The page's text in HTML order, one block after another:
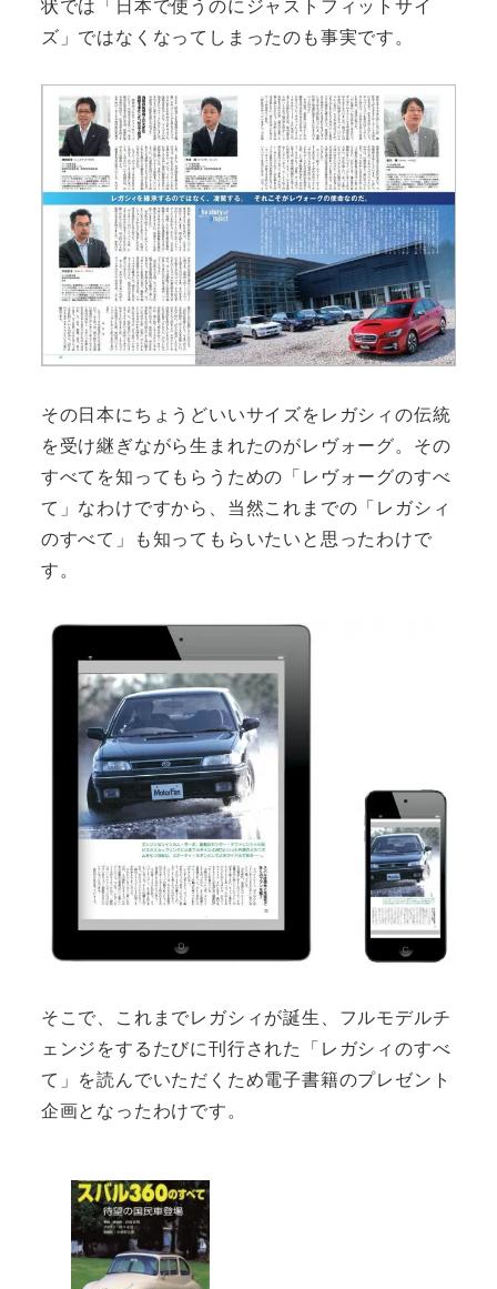
状では「日本で使うのにジャストフィットサイ
ズ」ではなくなってしまったのも事実です。
その日本にちょうどいいサイズをレガシィの伝統
を受け継ぎながら生まれたのがレヴォーグ。その
すべてを知ってもらうための「レヴォーグのすべ
て」なわけですから、当然これまでの「レガシィ
のすべて」も知ってもらいたいと思ったわけで
す。
そこで、これまでレガシィが誕生、フルモデルチ
ェンジをするたびに刊行された「レガシィのすべ
て」を読んでいただくため電子書籍のプレゼント
企画となったわけです。